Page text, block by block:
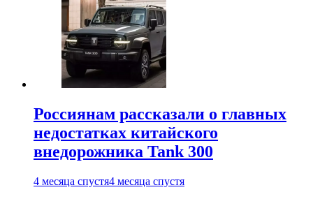
Россиянам рассказали о главных
недостатках китайского
внедорожника Tank 300
4 месяца спустя4 месяца спустя